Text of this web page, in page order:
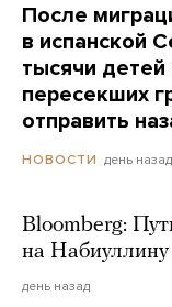
После
в испанской
тысячи детей
пересекших
отправить
НОВОСТИ день назад
Bloomberg:
на Набиуллину
день назад